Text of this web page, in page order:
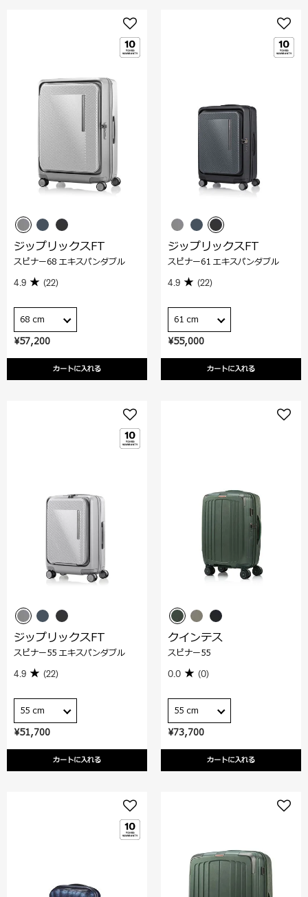
¥57,200
カートに入れる
ジップリックスFT
スピナー68 エキスパンダブル
4.9 (22)
68 cm
¥55,000
カートに入れる
ジップリックスFT
スピナー61 エキスパンダブル
4.9 (22)
61 cm
¥51,700
カートに入れる
ジップリックスFT
スピナー55 エキスパンダブル
4.9 (22)
55 cm
¥73,700
カートに入れる
クインテス
スピナー55
0.0 (0)
55 cm